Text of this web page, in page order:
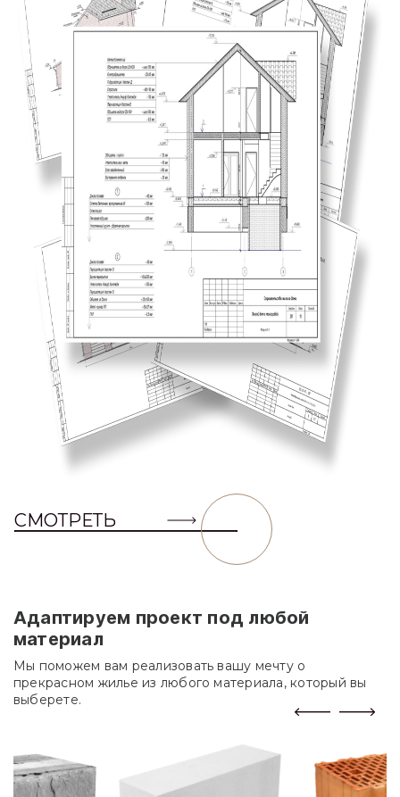
СМОТРЕТЬ
Адаптируем проект под любой
материал
Мы поможем вам реализовать вашу мечту о
прекрасном жилье из любого материала, который вы
выберете.